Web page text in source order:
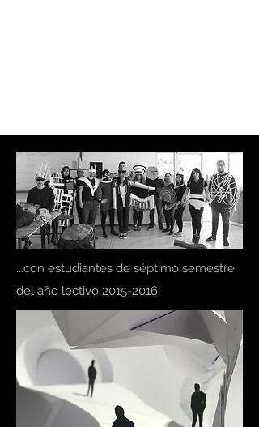
...con estudiantes de séptimo semestre
del año lectivo 2015-2016